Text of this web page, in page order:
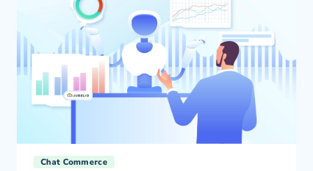
Chat Commerce